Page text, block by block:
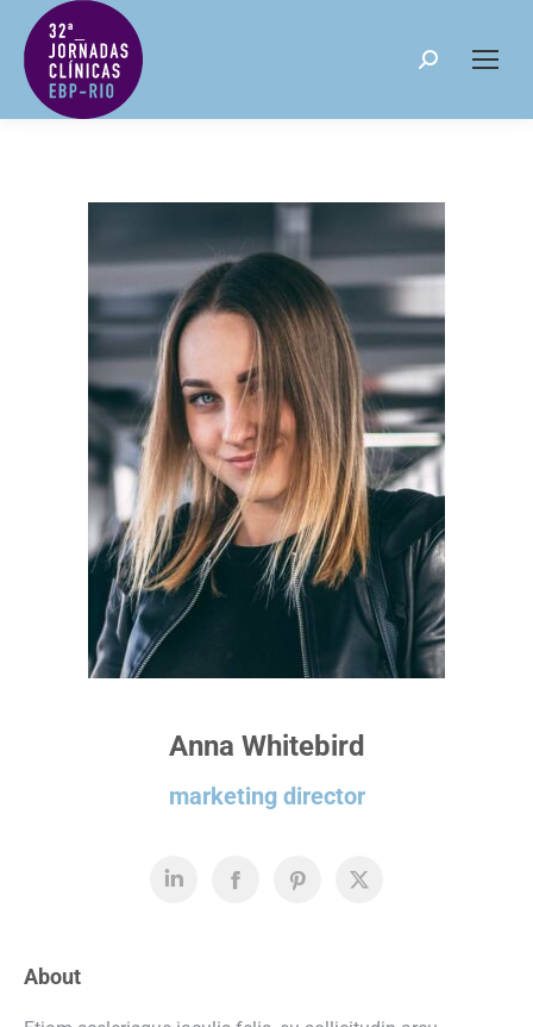
Search:
Anna Whitebird
marketing director
About